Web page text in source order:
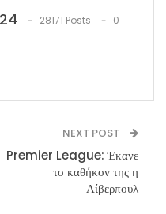
28171 Posts
0
NEXT POST
Premier League: Έκανε
το καθήκον της η
Λίβερπουλ